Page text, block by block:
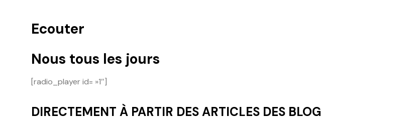
Ecouter
Nous tous les jours
[radio_player id= »1″]
DIRECTEMENT À PARTIR DES ARTICLES DES BLOG